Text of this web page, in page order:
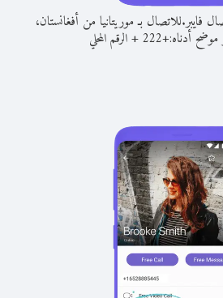
فايبر.للاتصال بـ موريتانيا من أفغانستان،
أدناه:+
222
+الرقم المحلي